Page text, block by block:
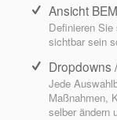
Ansicht
Definieren
sichtbar sein
Dropdowns
Jede
Maßnahmen,
selber ändern